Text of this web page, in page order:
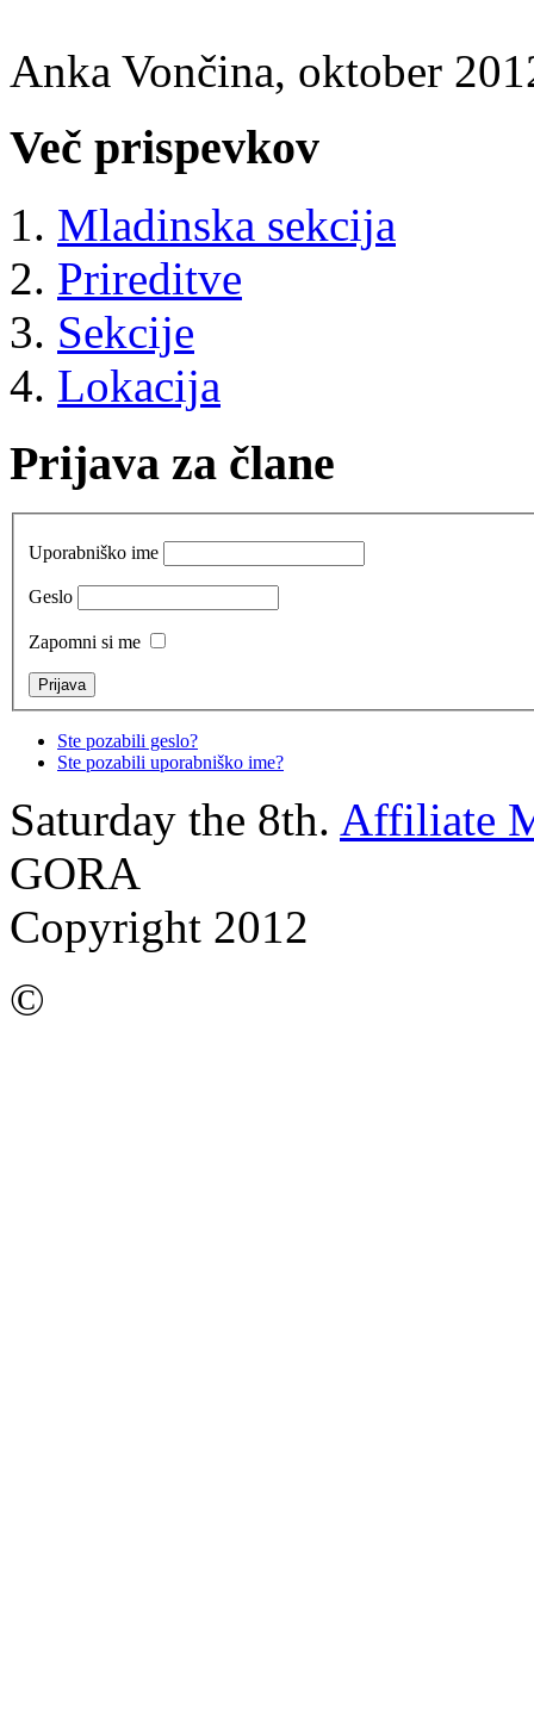
Anka Vončina, oktober
Več prispevkov
Mladinska sekcija
Prireditve
Sekcije
Lokacija
Prijava za člane
Uporabniško ime
Geslo
Zapomni si me
Ste pozabili geslo?
Ste pozabili uporabniško ime?
Saturday the 8th. Affiliate
GORA
Copyright 2012
©